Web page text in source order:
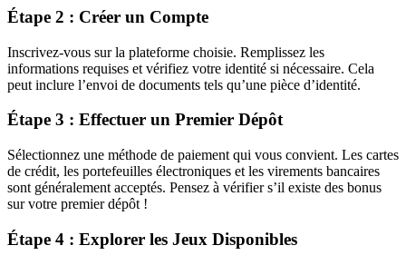
Étape 2 : Créer un Compte
Inscrivez-vous sur la plateforme choisie. Remplissez les
informations requises et vérifiez votre identité si nécessaire. Cela
peut inclure l’envoi de documents tels qu’une pièce d’identité.
Étape 3 : Effectuer un Premier Dépôt
Sélectionnez une méthode de paiement qui vous convient. Les cartes
de crédit, les portefeuilles électroniques et les virements bancaires
sont généralement acceptés. Pensez à vérifier s’il existe des bonus
sur votre premier dépôt !
Étape 4 : Explorer les Jeux Disponibles